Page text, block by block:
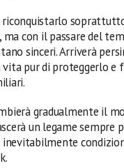
riconquistarlo
ma con il passare del
sinceri. Arriverà
pur di proteggerlo e
gradualmente il
un legame sempre